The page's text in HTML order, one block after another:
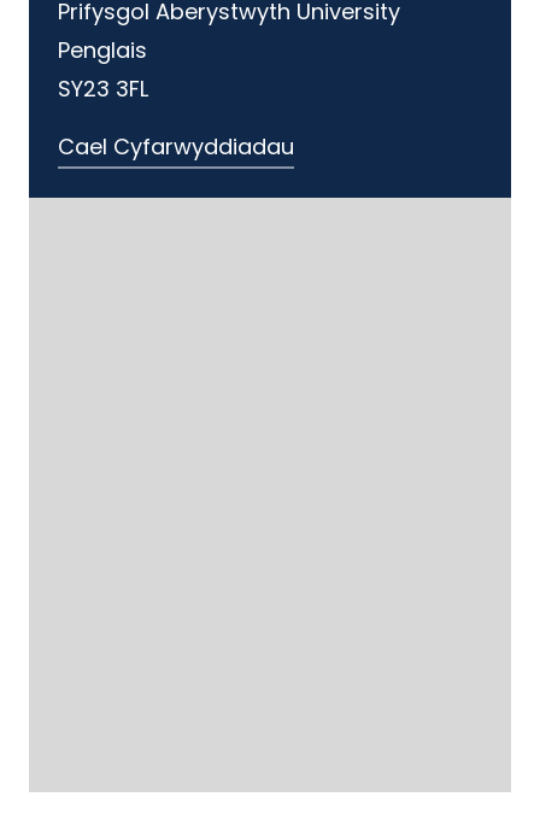
Prifysgol Aberystwyth University
Penglais
SY23 3FL
Cael Cyfarwyddiadau